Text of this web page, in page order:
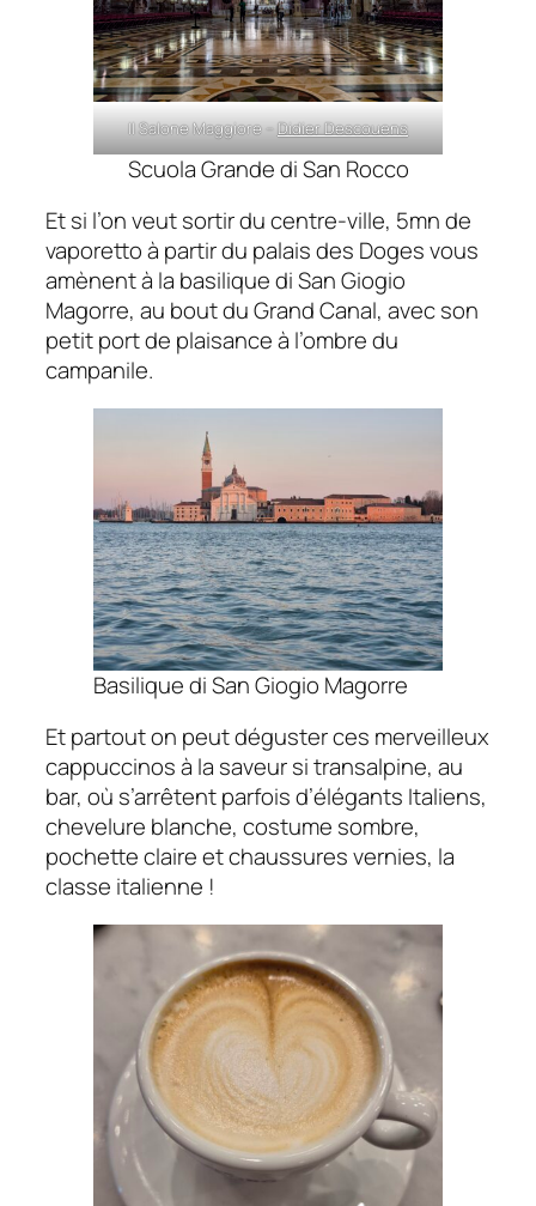
Il Salone Maggiore –Didier Descouens
Scuola Grande di San Rocco
Et si l’on veut sortir du centre-ville, 5mn de
vaporetto à partir du palais des Doges vous
amènent à la basilique di San Giogio
Magorre, au bout du Grand Canal, avec son
petit port de plaisance à l’ombre du
campanile.
Basilique di San Giogio Magorre
Et partout on peut déguster ces merveilleux
cappuccinos à la saveur si transalpine, au
bar, où s’arrêtent parfois d’élégants Italiens,
chevelure blanche, costume sombre,
pochette claire et chaussures vernies, la
classe italienne !